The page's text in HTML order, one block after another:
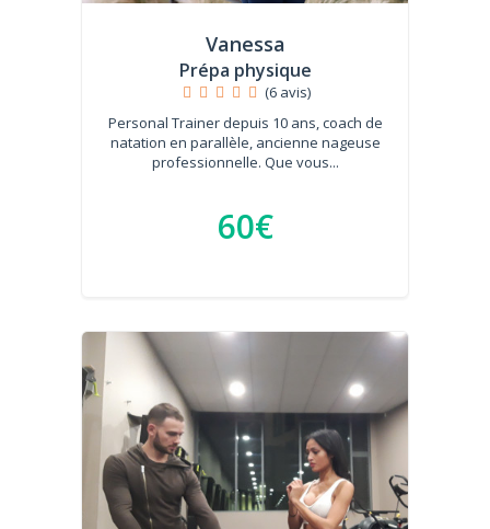
Vanessa
Prépa physique
(6 avis)
Personal Trainer depuis 10 ans, coach de
natation en parallèle, ancienne nageuse
professionnelle. Que vous...
60€